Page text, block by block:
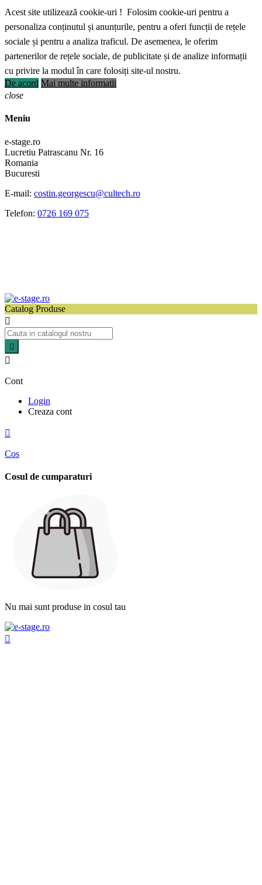
Acest site utilizează cookie-uri ! Folosim cookie-uri pentru a
personaliza conținutul și anunțurile, pentru a oferi funcții de rețele
sociale și pentru a analiza traficul. De asemenea, le oferim
partenerilor de rețele sociale, de publicitate și de analize informații
cu privire la modul în care folosiți site-ul nostru.
De acord Mai multe informatii
close
Meniu
e-stage.ro
Lucretiu Patrascanu Nr. 16
Romania
Bucuresti
E-mail: costin.georgescu@cultech.ro
Telefon: 0726 169 075
Catalog Produse



Cont
Login
Creaza cont

Cos
Cosul de cumparaturi
Nu mai sunt produse in cosul tau
